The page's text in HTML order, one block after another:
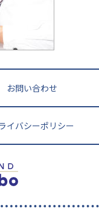
県
学受験の羅
お問い合わせ
イバシーポリシー